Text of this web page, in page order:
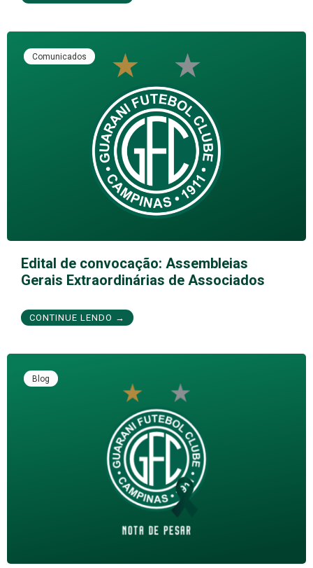
Comunicados
Edital de convocação: Assembleias
Gerais Extraordinárias de Associados
CONTINUE LENDO →
Blog